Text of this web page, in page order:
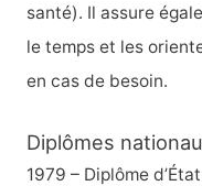
:
santé). Il assure
le temps et les
en cas de besoin.
Diplômes
1979 – Diplôme